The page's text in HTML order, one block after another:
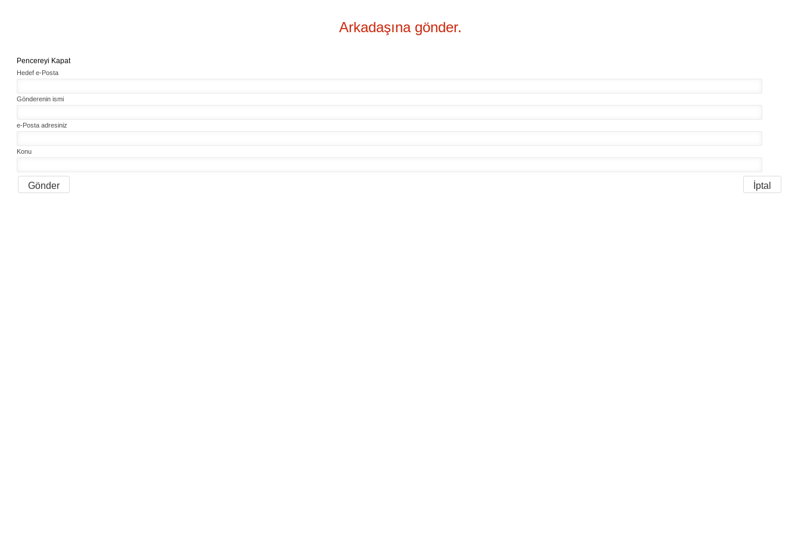
Arkadaşına gönder.
Pencereyi Kapat
Hedef e-Posta
Gönderenin ismi
e-Posta adresiniz
Konu
Gönder İptal